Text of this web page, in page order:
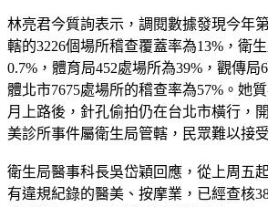
林亮君今質詢表示，調閱數據發現今年
轄的3226個場所稽查覆蓋率為13%，衛
0.7%，體育局452處場所為39%，觀傳局
體北市7675處場所的稽查率為57%。她
月上路後，針孔偷拍仍在台北市橫行，
美診所事件屬衛生局管轄，民眾難以接
衛生局醫事科長吳岱穎回應，從上周五
有違規紀錄的醫美、按摩業，已經查核